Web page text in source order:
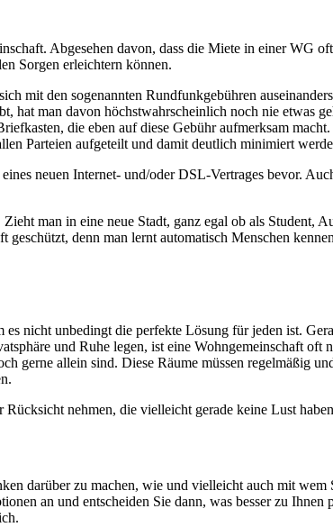
Abgesehen davon, dass die Miete in einer WG
Sorgen erleichtern können.
mit den sogenannten Rundfunkgebühren
hat man davon höchstwahrscheinlich noch nie etwas
die eben auf diese Gebühr aufmerksam
Parteien aufgeteilt und damit deutlich minimiert
neuen Internet- und/oder DSL-Vertrages bevor.
man in eine neue Stadt, ganz egal ob als Student,
denn man lernt automatisch Menschen
nicht unbedingt die perfekte Lösung für jeden ist.
und Ruhe legen, ist eine Wohngemeinschaft
gerne allein sind. Diese Räume müssen regelmäßig
nehmen, die vielleicht gerade keine Lust
darüber zu machen, wie und vielleicht auch mit
an und entscheiden Sie dann, was besser zu